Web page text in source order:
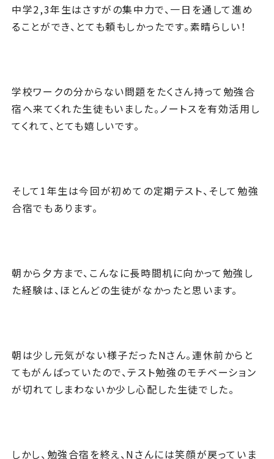
中学2,3年生はさすがの集中力で、一日を通して進め
ることができ、とても頼もしかったです。素晴らしい！
学校ワークの分からない問題をたくさん持って勉強合
宿へ来てくれた生徒もいました。ノートスを有効活用し
てくれて、とても嬉しいです。
そして1年生は今回が初めての定期テスト、そして勉強
合宿でもあります。
朝から夕方まで、こんなに長時間机に向かって勉強し
た経験は、ほとんどの生徒がなかったと思います。
朝は少し元気がない様子だったNさん。連休前からと
てもがんばっていたので、テスト勉強のモチベーション
が切れてしまわないか少し心配した生徒でした。
しかし、勉強合宿を終え、Nさんには笑顔が戻っていま